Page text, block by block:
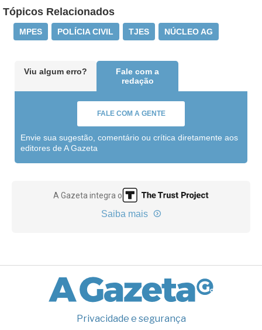
Tópicos Relacionados
MPES POLÍCIA CIVIL TJES NÚCLEO AG
Viu algum erro?
Fale com a
redação
FALE COM A GENTE
Envie sua sugestão, comentário ou crítica diretamente aos
editores de A Gazeta
A Gazeta integra o
Saiba mais
Privacidade e segurança